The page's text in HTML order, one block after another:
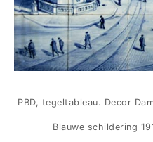
PBD, tegeltableau. Decor
Blauwe schildering